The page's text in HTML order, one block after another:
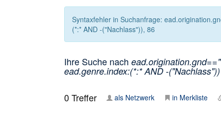
Syntaxfehler in Suchanfrage:
(*:* AND -("Nachlass")), 86
Ihre Suche nach
ead.genre.index:(*:* AND -("Nachlass"))
0Treffer als Netzwerk in Merkliste